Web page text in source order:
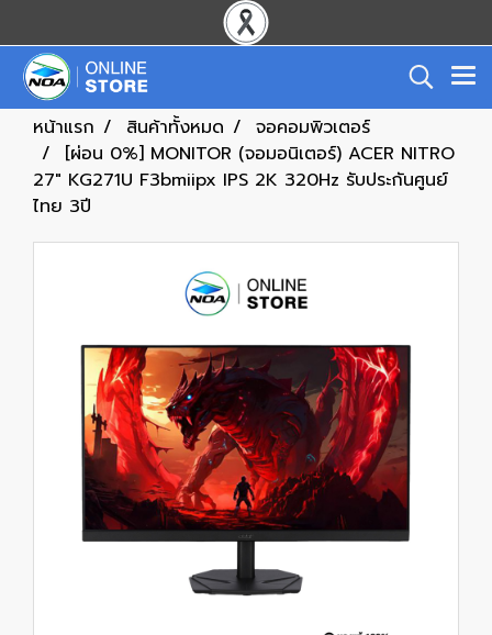
หน้าแรก สินค้าทั้งหมด
จอคอมพิวเตอร์
[ผ่อน 0%] MONITOR (จอมอนิเตอร์) ACER NITRO
27" KG271U F3bmiipx IPS 2K 320Hz รับประกันศูนย์
ไทย 3ปี